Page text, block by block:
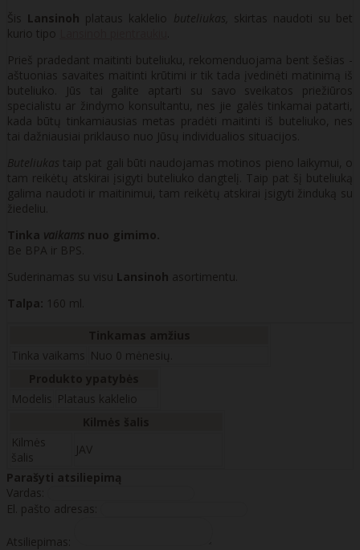
Šis Lansinoh plataus kaklelio buteliukas, skirtas naudoti su bet
kurio tipo
Prieš pradedant maitinti buteliuku, rekomenduojama bent šešias -
aštuonias savaites maitinti krūtimi ir tik tada įvedinėti matinimą iš
buteliuko. Jūs tai galite aptarti su savo sveikatos priežiūros
specialistu ar žindymo konsultantu, nes jie galės tinkamai patarti,
kada būtų tinkamiausias metas pradėti maitinti iš buteliuko, nes
tai dažniausiai priklauso nuo Jūsų individualios situacijos.
Buteliukas taip pat gali būti naudojamas motinos pieno laikymui, o
tam reikėtų atskirai įsigyti buteliuko dangtelį. Taip pat šį buteliuką
galima naudoti ir maitinimui, tam reikėtų atskirai įsigyti žinduką su
žiedeliu.
Tinka vaikams nuo gimimo.
Be BPA ir BPS.
Suderinamas su visu Lansinoh asortimentu.
Talpa: 160 ml.
Tinka vaikams Nuo 0 mėnesių.
Modelis Plataus kaklelio
Kilmės
šalis
JAV
Parašyti atsiliepimą
Vardas:
El. pašto adresas:
Atsiliepimas: